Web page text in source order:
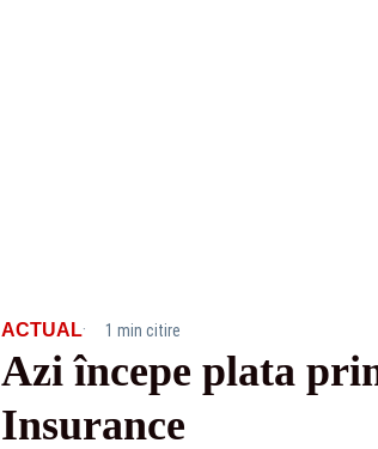
ACTUAL· 1 min citire
Azi începe plata
Insurance